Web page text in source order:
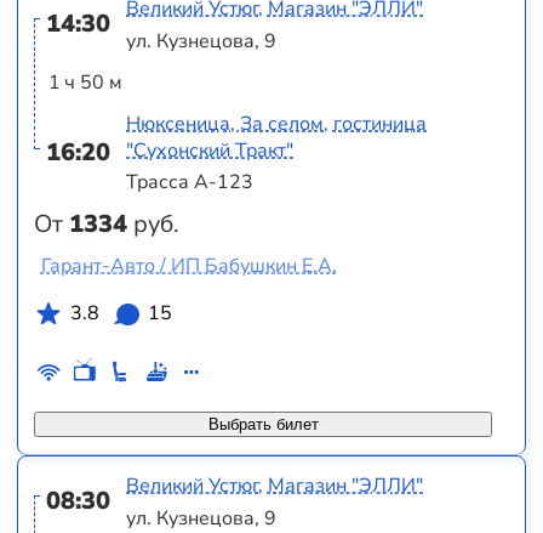
14:30
1 ч 50 м
16:20
От 1334 руб.
Великий Устюг, Магазин "ЭЛЛИ"
ул. Кузнецова, 9
Нюксеница, За селом, гостиница
"Сухонский Тракт"
Трасса А-123
Выбрать билет
Гарант-Авто / ИП Бабушкин Е.А.
3.8
15
08:30
Великий Устюг, Магазин "ЭЛЛИ"
ул. Кузнецова, 9